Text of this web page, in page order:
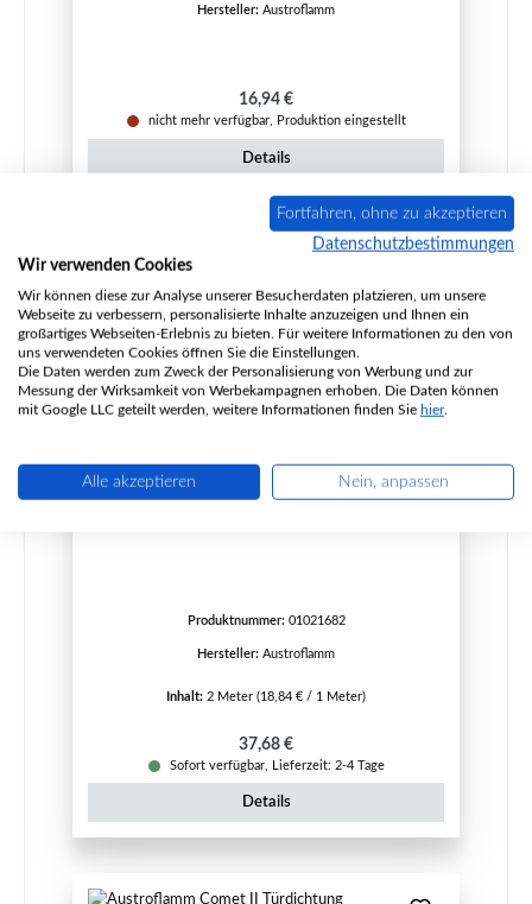
Hersteller: Austroflamm
Regulärer Preis:
16,94 €
nicht mehr verfügbar, Produktion eingestellt
Details
Produktnummer: 01021682
Hersteller: Austroflamm
Inhalt: 2 Meter (18,84 € / 1 Meter)
Regulärer Preis:
37,68 €
Sofort verfügbar, Lieferzeit: 2-4 Tage
Details
Fortfahren, ohne zu akzeptieren
Datenschutzbestimmungen
Wir verwenden Cookies
Wir können diese zur Analyse unserer Besucherdaten platzieren, um unsere
Webseite zu verbessern, personalisierte Inhalte anzuzeigen und Ihnen ein
großartiges Webseiten-Erlebnis zu bieten. Für weitere Informationen zu den von
uns verwendeten Cookies öffnen Sie die Einstellungen.
Die Daten werden zum Zweck der Personalisierung von Werbung und zur
Messung der Wirksamkeit von Werbekampagnen erhoben. Die Daten können
mit Google LLC geteilt werden, weitere Informationen finden Sie hier.
Alle akzeptieren Nein, anpassen